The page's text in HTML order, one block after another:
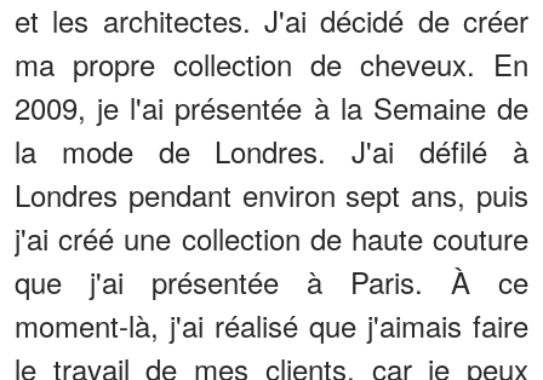
et les architectes. J'ai décidé de créer
ma propre collection de cheveux. En
2009, je l'ai présentée à la Semaine de
la mode de Londres. J'ai défilé à
Londres pendant environ sept ans, puis
j'ai créé une collection de haute couture
que j'ai présentée à Paris. À ce
moment-là, j'ai réalisé que j'aimais faire
le travail de mes clients, car je peux